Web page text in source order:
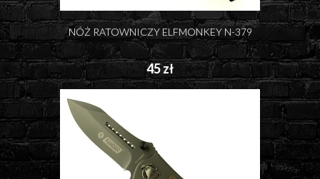
NÓŻ RATOWNICZY ELFMONKEY N-379
45 zł